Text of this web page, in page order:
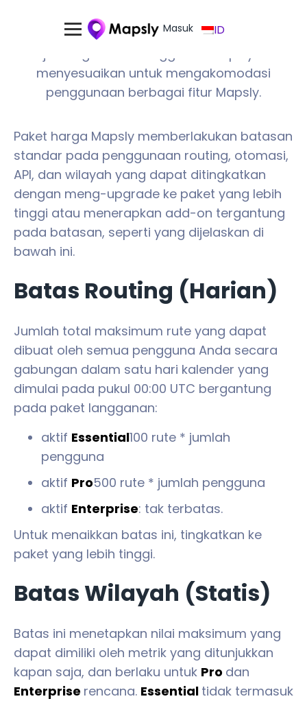
Masuk ID
Pelajari bagaimana langganan Mapsly Anda
menyesuaikan untuk mengakomodasi
penggunaan berbagai fitur Mapsly.
Paket harga Mapsly memberlakukan batasan
standar pada penggunaan routing, otomasi,
API, dan wilayah yang dapat ditingkatkan
dengan meng-upgrade ke paket yang lebih
tinggi atau menerapkan add-on tergantung
pada batasan, seperti yang dijelaskan di
bawah ini.
Batas Routing (Harian)
Jumlah total maksimum rute yang dapat
dibuat oleh semua pengguna Anda secara
gabungan dalam satu hari kalender yang
dimulai pada pukul 00:00 UTC bergantung
pada paket langganan:
aktif Essential100 rute * jumlah
pengguna
aktif Pro500 rute * jumlah pengguna
aktif Enterprise: tak terbatas.
Untuk menaikkan batas ini, tingkatkan ke
paket yang lebih tinggi.
Batas Wilayah (Statis)
Batas ini menetapkan nilai maksimum yang
dapat dimiliki oleh metrik yang ditunjukkan
kapan saja, dan berlaku untuk Pro dan
Enterprise rencana. Essential tidak termasuk